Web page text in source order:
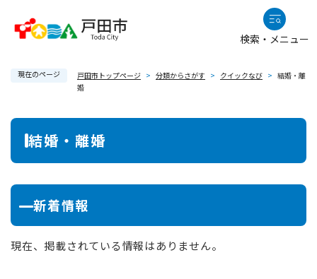
検索・メニュー
現在のページ 戸田市トップページ > 分類からさがす > クイックなび > 結婚・離
婚
本
結婚・離婚
新着情報
現在、掲載されている情報はありません。